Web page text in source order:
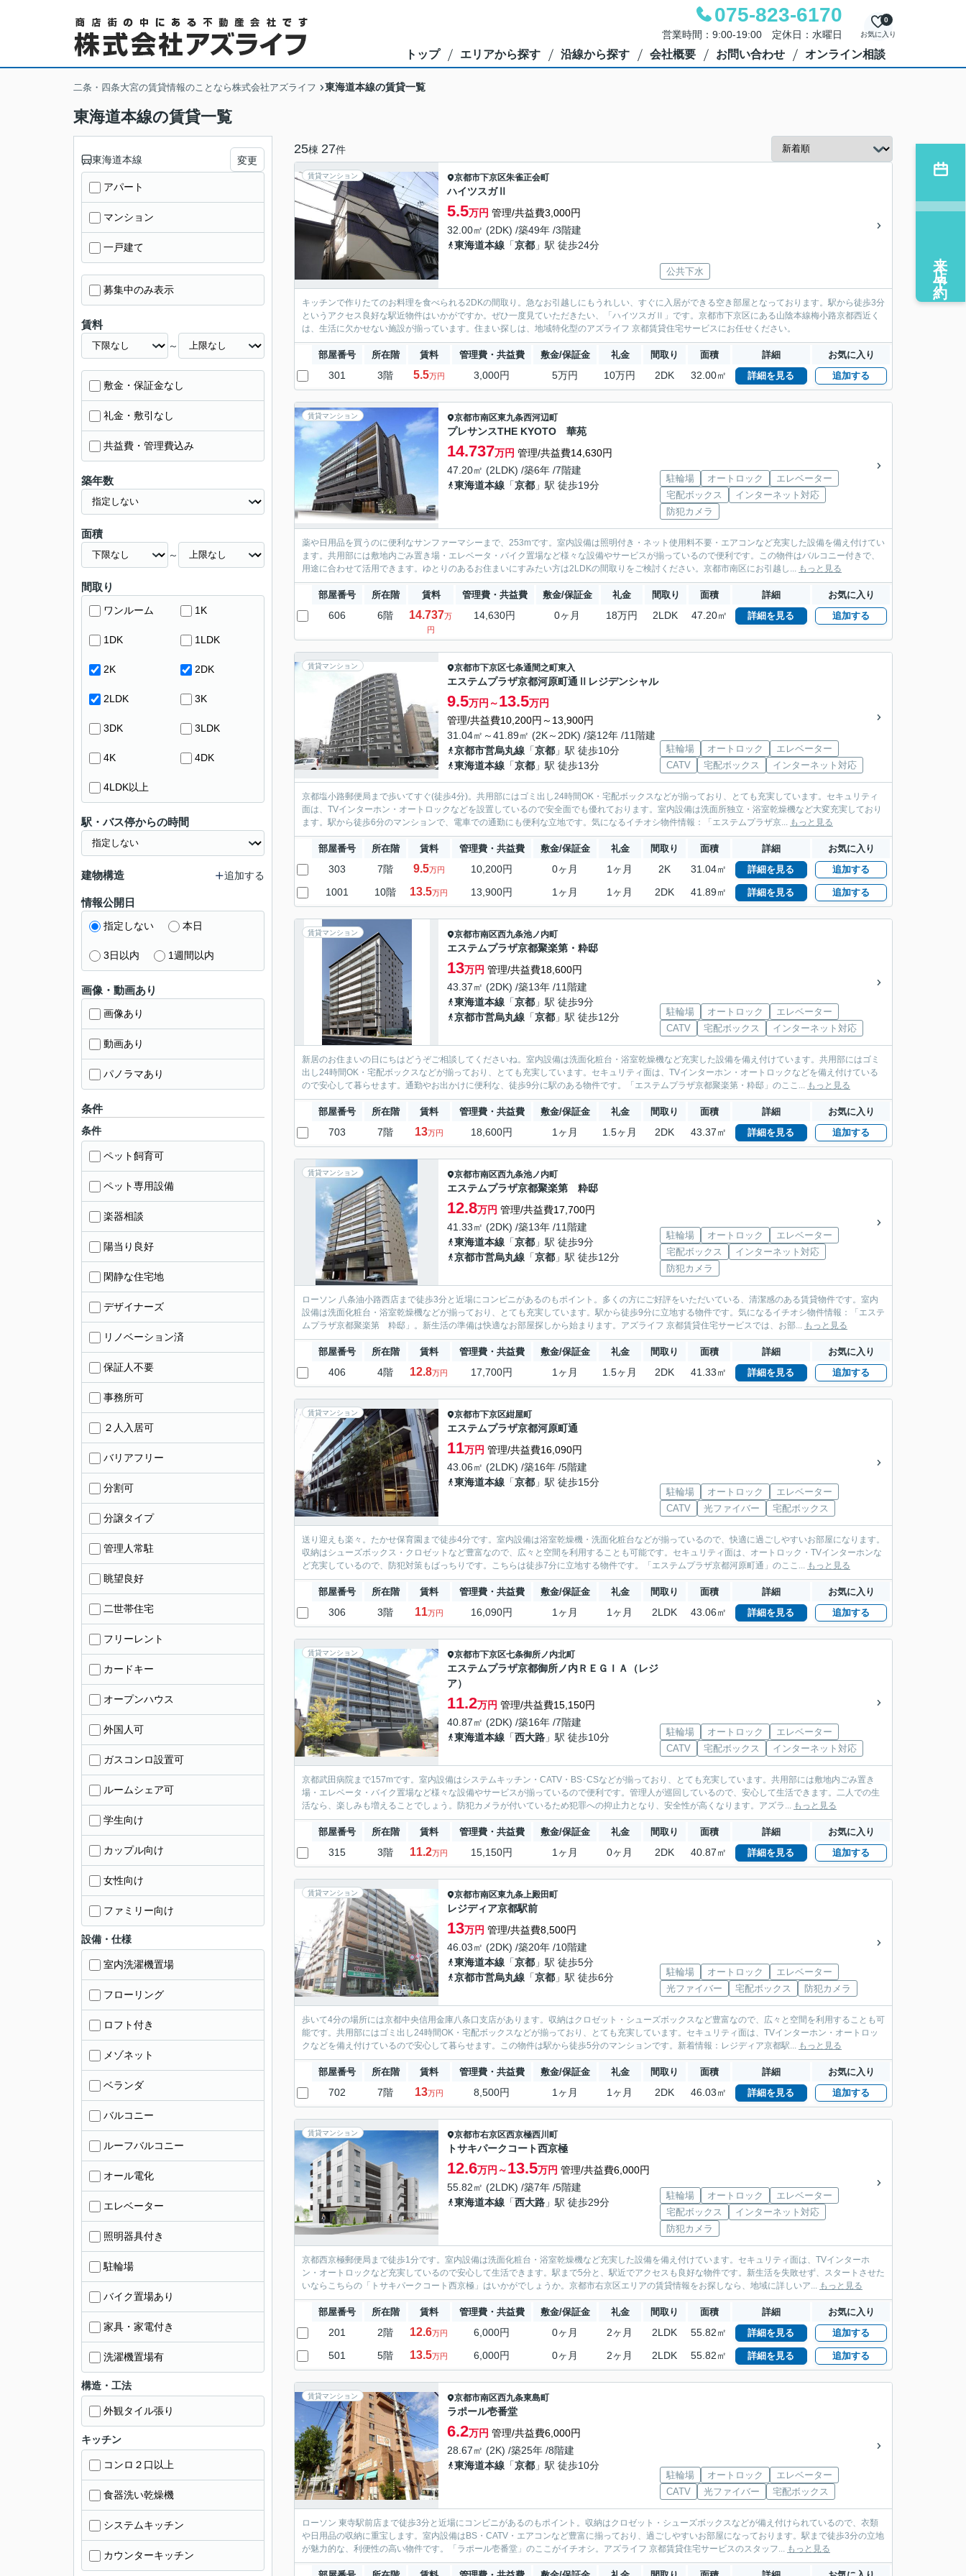
075-823-6170
営業時間：9:00-19:00 定休日：水曜日 お気に入り
0
トップ エリアから探す 沿線から探す 会社概要 お問い合わせ オンライン相談
二条・四条大宮の賃貸情報のことなら株式会社アズライフ 東海道本線の賃貸一覧
東海道本線の賃貸一覧
25棟 27件
賃貸マンション 京都市下京区朱雀正会町
ハイツスガⅡ
5.5万円 管理/共益費3,000円
32.00㎡ (2DK) /築49年 /3階建
東海道本線 「京都 」駅 徒歩24分
公共下水
キッチンで作りたてのお料理を食べられる2DKの間取り。急なお引越しにもうれしい、すぐに入居ができる空き部屋となっております。駅から徒歩3分
というアクセス良好な駅近物件はいかがですか。ぜひ一度見ていただきたい、「ハイツスガⅡ」です。京都市下京区にある山陰本線梅小路京都西近く
は、生活に欠かせない施設が揃っています。住まい探しは、地域特化型のアズライフ 京都賃貸住宅サービスにお任せください。
部屋番号 所在階 賃料 管理費・共益費 敷金/保証金 礼金 間取り 面積 詳細 お気に入り
301 3階 5.5万円 3,000円 5万円 10万円 2DK 32.00㎡ 詳細を見る 追加する
賃貸マンション 京都市南区東九条西河辺町
プレサンスTHE KYOTO 華苑
14.737万円 管理/共益費14,630円
47.20㎡ (2LDK) /築6年 /7階建
東海道本線 「京都 」駅 徒歩19分
駐輪場 オートロック
エレベーター
宅配ボックス
インターネット対応
防犯カメラ
薬や日用品を買うのに便利なサンファーマシーまで、253mです。室内設備は照明付き・ネット使用料不要・エアコンなど充実した設備を備え付けてい
ます。共用部には敷地内ごみ置き場・エレベータ・バイク置場など様々な設備やサービスが揃っているので便利です。この物件はバルコニー付きで、
用途に合わせて活用できます。ゆとりのあるお住まいにすみたい方は2LDKの間取りをご検討ください。京都市南区にお引越し... もっと見る
部屋番号 所在階 賃料 管理費・共益費 敷金/保証金 礼金 間取り 面積 詳細 お気に入り
606 6階 14.737万
円
14,630円 0ヶ月 18万円 2LDK 47.20㎡ 詳細を見る 追加する
賃貸マンション 京都市下京区七条通間之町東入
エステムプラザ京都河原町通Ⅱレジデンシャル
9.5万円～13.5万円
管理/共益費10,200円～13,900円
31.04㎡～41.89㎡ (2K～2DK) /築12年 /11階建
京都市営烏丸線 「京都 」駅 徒歩10分
東海道本線 「京都 」駅 徒歩13分
駐輪場 オートロック
エレベーター
CATV
宅配ボックス インターネット対応
京都塩小路郵便局まで歩いてすぐ(徒歩4分)。共用部にはゴミ出し24時間OK・宅配ボックスなどが揃っており、とても充実しています。セキュリティ
面は、TVインターホン・オートロックなどを設置しているので安全面でも優れております。室内設備は洗面所独立・浴室乾燥機など大変充実しており
ます。駅から徒歩6分のマンションで、電車での通勤にも便利な立地です。気になるイチオシ物件情報：「エステムプラザ京... もっと見る
部屋番号 所在階 賃料 管理費・共益費 敷金/保証金 礼金 間取り 面積 詳細 お気に入り
303 7階 9.5万円 10,200円 0ヶ月 1ヶ月 2K 31.04㎡ 詳細を見る 追加する
1001 10階 13.5万円 13,900円 1ヶ月 1ヶ月 2DK 41.89㎡ 詳細を見る 追加する
賃貸マンション 京都市南区西九条池ノ内町
エステムプラザ京都聚楽第・粋邸
13万円 管理/共益費18,600円
43.37㎡ (2DK) /築13年 /11階建
東海道本線 「京都 」駅 徒歩9分
京都市営烏丸線 「京都 」駅 徒歩12分 駐輪場 オートロック
エレベーター
CATV
宅配ボックス インターネット対応
新居のお住まいの日にちはどうぞご相談してくださいね。室内設備は洗面化粧台・浴室乾燥機など充実した設備を備え付けています。共用部にはゴミ
出し24時間OK・宅配ボックスなどが揃っており、とても充実しています。セキュリティ面は、TVインターホン・オートロックなどを備え付けている
ので安心して暮らせます。通勤やお出かけに便利な、徒歩9分に駅のある物件です。「エステムプラザ京都聚楽第・粋邸」のここ... もっと見る
部屋番号 所在階 賃料 管理費・共益費 敷金/保証金 礼金 間取り 面積 詳細 お気に入り
703 7階 13万円 18,600円 1ヶ月 1.5ヶ月 2DK 43.37㎡ 詳細を見る 追加する
賃貸マンション 京都市南区西九条池ノ内町
エステムプラザ京都聚楽第 粋邸
12.8万円 管理/共益費17,700円
41.33㎡ (2DK) /築13年 /11階建
東海道本線 「京都 」駅 徒歩9分
京都市営烏丸線 「京都 」駅 徒歩12分
駐輪場 オートロック
エレベーター
宅配ボックス
インターネット対応
防犯カメラ
ローソン 八条油小路西店まで徒歩3分と近場にコンビニがあるのもポイント。多くの方にご好評をいただいている、清潔感のある賃貸物件です。室内
設備は洗面化粧台・浴室乾燥機などが揃っており、とても充実しています。駅から徒歩9分に立地する物件です。気になるイチオシ物件情報：「エステ
ムプラザ京都聚楽第 粋邸」。新生活の準備は快適なお部屋探しから始まります。アズライフ 京都賃貸住宅サービスでは、お部... もっと見る
部屋番号 所在階 賃料 管理費・共益費 敷金/保証金 礼金 間取り 面積 詳細 お気に入り
406 4階 12.8万円 17,700円 1ヶ月 1.5ヶ月 2DK 41.33㎡ 詳細を見る 追加する
賃貸マンション 京都市下京区紺屋町
エステムプラザ京都河原町通
11万円 管理/共益費16,090円
43.06㎡ (2LDK) /築16年 /5階建
東海道本線 「京都 」駅 徒歩15分
駐輪場 オートロック
エレベーター
CATV
光ファイバー 宅配ボックス
送り迎えも楽々。たかせ保育園まで徒歩4分です。室内設備は浴室乾燥機・洗面化粧台などが揃っているので、快適に過ごしやすいお部屋になります。
収納はシューズボックス・クロゼットなど豊富なので、広々と空間を利用することも可能です。セキュリティ面は、オートロック・TVインターホンな
ど充実しているので、防犯対策もばっちりです。こちらは徒歩7分に立地する物件です。「エステムプラザ京都河原町通」のここ... もっと見る
部屋番号 所在階 賃料 管理費・共益費 敷金/保証金 礼金 間取り 面積 詳細 お気に入り
306 3階 11万円 16,090円 1ヶ月 1ヶ月 2LDK 43.06㎡ 詳細を見る 追加する
賃貸マンション 京都市下京区七条御所ノ内北町
エステムプラザ京都御所ノ内ＲＥＧＩＡ（レジ
ア）
11.2万円 管理/共益費15,150円
40.87㎡ (2DK) /築16年 /7階建
東海道本線 「西大路 」駅 徒歩10分 駐輪場 オートロック
エレベーター
CATV
宅配ボックス インターネット対応
京都武田病院まで157mです。室内設備はシステムキッチン・CATV・BS･CSなどが揃っており、とても充実しています。共用部には敷地内ごみ置き
場・エレベータ・バイク置場など様々な設備やサービスが揃っているので便利です。管理人が巡回しているので、安心して生活できます。二人での生
活なら、楽しみも増えることでしょう。防犯カメラが付いているため犯罪への抑止力となり、安全性が高くなります。アズラ... もっと見る
部屋番号 所在階 賃料 管理費・共益費 敷金/保証金 礼金 間取り 面積 詳細 お気に入り
315 3階 11.2万円 15,150円 1ヶ月 0ヶ月 2DK 40.87㎡ 詳細を見る 追加する
賃貸マンション 京都市南区東九条上殿田町
レジディア京都駅前
13万円 管理/共益費8,500円
46.03㎡ (2DK) /築20年 /10階建
東海道本線 「京都 」駅 徒歩5分
京都市営烏丸線 「京都 」駅 徒歩6分 駐輪場 オートロック
エレベーター
光ファイバー
宅配ボックス 防犯カメラ
歩いて4分の場所には京都中央信用金庫八条口支店があります。収納はクロゼット・シューズボックスなど豊富なので、広々と空間を利用することも可
能です。共用部にはゴミ出し24時間OK・宅配ボックスなどが揃っており、とても充実しています。セキュリティ面は、TVインターホン・オートロッ
クなどを備え付けているので安心して暮らせます。この物件は駅から徒歩5分のマンションです。新着情報：レジディア京都駅... もっと見る
部屋番号 所在階 賃料 管理費・共益費 敷金/保証金 礼金 間取り 面積 詳細 お気に入り
702 7階 13万円 8,500円 1ヶ月 1ヶ月 2DK 46.03㎡ 詳細を見る 追加する
賃貸マンション 京都市右京区西京極西川町
トサキパークコート西京極
12.6万円～13.5万円 管理/共益費6,000円
55.82㎡ (2LDK) /築7年 /5階建
東海道本線 「西大路 」駅 徒歩29分
駐輪場 オートロック
エレベーター
宅配ボックス
インターネット対応
防犯カメラ
京都西京極郵便局まで徒歩1分です。室内設備は洗面化粧台・浴室乾燥機など充実した設備を備え付けています。セキュリティ面は、TVインターホ
ン・オートロックなど充実しているので安心して生活できます。駅まで5分と、駅近でアクセスも良好な物件です。新生活を失敗せず、スタートさせた
いならこちらの「トサキパークコート西京極」はいかがでしょうか。京都市右京区エリアの賃貸情報をお探しなら、地域に詳しいア... もっと見る
部屋番号 所在階 賃料 管理費・共益費 敷金/保証金 礼金 間取り 面積 詳細 お気に入り
201 2階 12.6万円 6,000円 0ヶ月 2ヶ月 2LDK 55.82㎡ 詳細を見る 追加する
501 5階 13.5万円 6,000円 0ヶ月 2ヶ月 2LDK 55.82㎡ 詳細を見る 追加する
賃貸マンション 京都市南区西九条東島町
ラポール壱番堂
6.2万円 管理/共益費6,000円
28.67㎡ (2K) /築25年 /8階建
東海道本線 「京都 」駅 徒歩10分
駐輪場 オートロック
エレベーター
CATV
光ファイバー 宅配ボックス
ローソン 東寺駅前店まで徒歩3分と近場にコンビニがあるのもポイント。収納はクロゼット・シューズボックスなどが備え付けられているので、衣類
や日用品の収納に重宝します。室内設備はBS・CATV・エアコンなど豊富に揃っており、過ごしやすいお部屋になっております。駅まで徒歩3分の立地
が魅力的な、利便性の高い物件です。「ラポール壱番堂」のここがイチオシ。アズライフ 京都賃貸住宅サービスのスタッフ... もっと見る
東海道本線 変更
アパート
マンション
一戸建て
募集中のみ表示
賃料
～
敷金・保証金なし
礼金・敷引なし
共益費・管理費込み
築年数
面積
～
間取り
ワンルーム 1K
1DK 1LDK
2K 2DK
2LDK 3K
3DK 3LDK
4K 4DK
4LDK以上
駅・バス停からの時間
建物構造 追加する
情報公開日
指定しない 本日
3日以内 1週間以内
画像・動画あり
画像あり
動画あり
パノラマあり
条件
条件
ペット飼育可
ペット専用設備
楽器相談
陽当り良好
閑静な住宅地
デザイナーズ
リノベーション済
保証人不要
事務所可
２人入居可
バリアフリー
分割可
分譲タイプ
管理人常駐
眺望良好
二世帯住宅
フリーレント
カードキー
オープンハウス
外国人可
ガスコンロ設置可
ルームシェア可
学生向け
カップル向け
女性向け
ファミリー向け
設備・仕様
室内洗濯機置場
フローリング
ロフト付き
メゾネット
ベランダ
バルコニー
ルーフバルコニー
オール電化
エレベーター
照明器具付き
駐輪場
バイク置場あり
家具・家電付き
洗濯機置場有
構造・工法
外観タイル張り
キッチン
コンロ２口以上
食器洗い乾燥機
システムキッチン
カウンターキッチン
来店予約